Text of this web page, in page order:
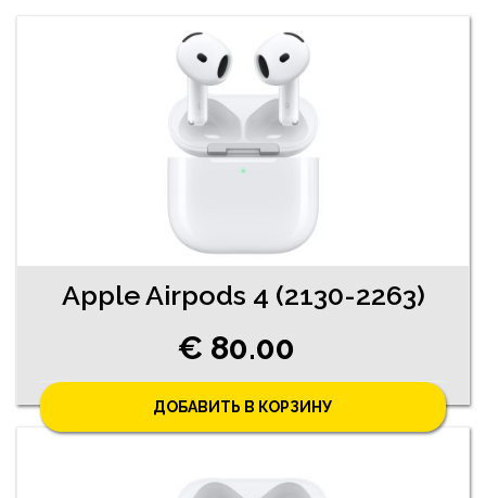
Apple Airpods 4 (2130-2263)
€ 80.00
ДОБАВИТЬ В КОРЗИНУ